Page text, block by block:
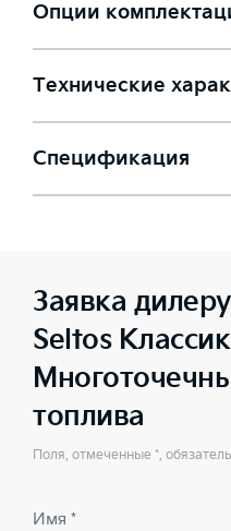
Опции
Технические
Спецификация
Заявка
Seltos
топлива
Поля, отмеченные *,
Имя *